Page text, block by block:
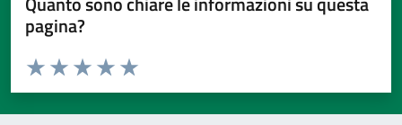
pagina?
Valuta da 1 a 5 stelle la pagina
Valuta 5 stelle su 5
Valuta 4 stelle su 5
Valuta 3 stelle su 5
Valuta 2 stelle su 5
Valuta 1 stelle su 5